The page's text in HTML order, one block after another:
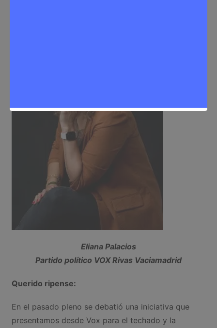
Eliana Palacios
Partido político VOX Rivas Vaciamadrid
Querido ripense:
En el pasado pleno se debatió una iniciativa que
presentamos desde Vox para el techado y la